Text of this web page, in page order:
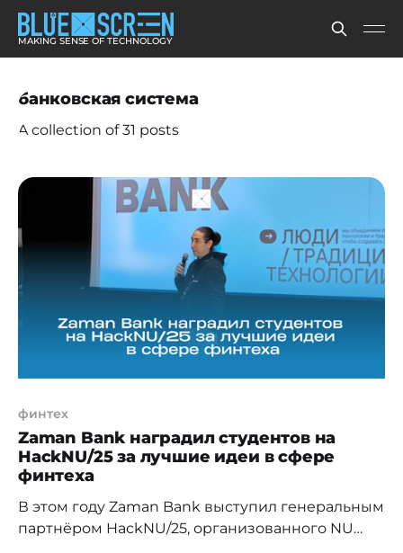
MAKING SENSE OF TECHNOLOGY
банковская система
A collection of 31 posts
финтех
Zaman Bank наградил студентов на
HackNU/25 за лучшие идеи в сфере
финтеха
В этом году Zaman Bank выступил генеральным
партнёром HackNU/25, организованного NU